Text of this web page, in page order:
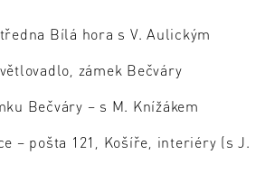
Bílá hora s V. Aulickým
zámek Bečváry
Bečváry – s M. Knížákem
– pošta 121, Košíře, interiéry (s J.